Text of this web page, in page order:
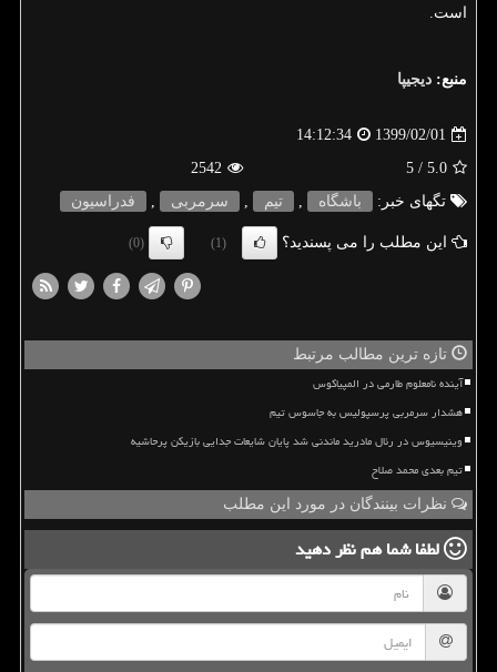
است.
منبع: دیجیپا
1399/02/01
14:12:34
5.0
/ 5
2542
تگهای خبر:
باشگاه , تیم , سرمربی , فدراسیون
این مطلب را می پسندید؟ (1)
(0)
تازه ترین مطالب مرتبط
آینده نامعلوم طارمی در المپیاکوس
هشدار سرمربی پرسپولیس به جاسوس تیم
وینیسیوس در رئال مادرید ماندنی شد پایان شایعات جدایی بازیکن پرحاشیه
تیم بعدی محمد صلاح
نظرات بینندگان در مورد این مطلب
لطفا شما همنظر دهید